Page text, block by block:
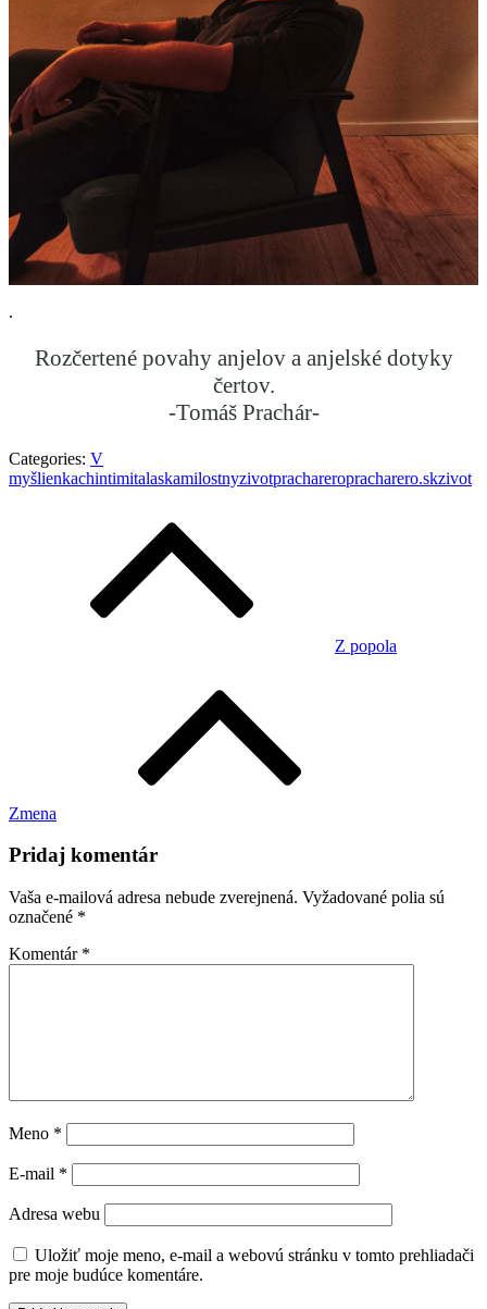
.
Rozčertené povahy anjelov a anjelské dotyky
čertov.
-Tomáš Prachár-
Categories: V
myšlienkachintimitalaskamilostnyzivotprachareropracharero.skzivot
Z popola
Zmena
Pridaj komentár
Vaša e-mailová adresa nebude zverejnená. Vyžadované polia sú
označené *
Komentár *
Meno *
E-mail *
Adresa webu
Uložiť moje meno, e-mail a webovú stránku v tomto prehliadači
pre moje budúce komentáre.